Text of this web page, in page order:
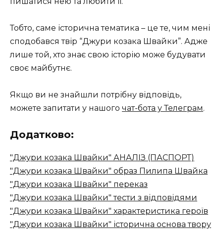
Тобто, саме історична тематика – це те, чим мені
сподобався твір “Джури козака Швайки”. Адже
лише той, хто знає свою історію може будувати
своє майбутнє.
Якщо ви не знайшли потрібну відповідь,
можете запитати у нашого чат-бота у Телеграм.
Додатково:
"Джури козака Швайки" АНАЛІЗ (ПАСПОРТ)
"Джури козака Швайки" образ Пилипа Швайка
"Джури козака Швайки" переказ
"Джури козака Швайки" тести з відповідями
"Джури козака Швайки" характеристика героїв
"Джури козака Швайки" історична основа твору